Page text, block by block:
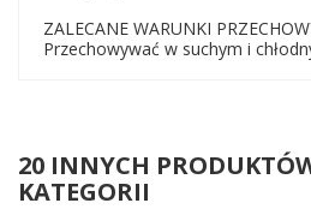
ZALECANE WARUNKI
Przechowywać w suchym i
20 INNYCH
KATEGORII